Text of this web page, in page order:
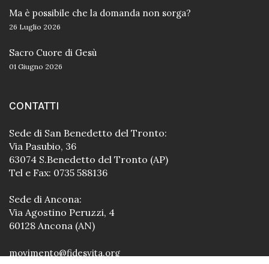
Ma è possibile che la domanda non sorga?
26 Luglio 2026
Sacro Cuore di Gesù
01 Giugno 2026
CONTATTI
Sede di San Benedetto del Tronto:
Via Pasubio, 36
63074 S.Benedetto del Tronto (AP)
Tel e Fax: 0735 588136
Sede di Ancona:
Via Agostino Peruzzi, 4
60128 Ancona (AN)
movimento@fidesvita.org